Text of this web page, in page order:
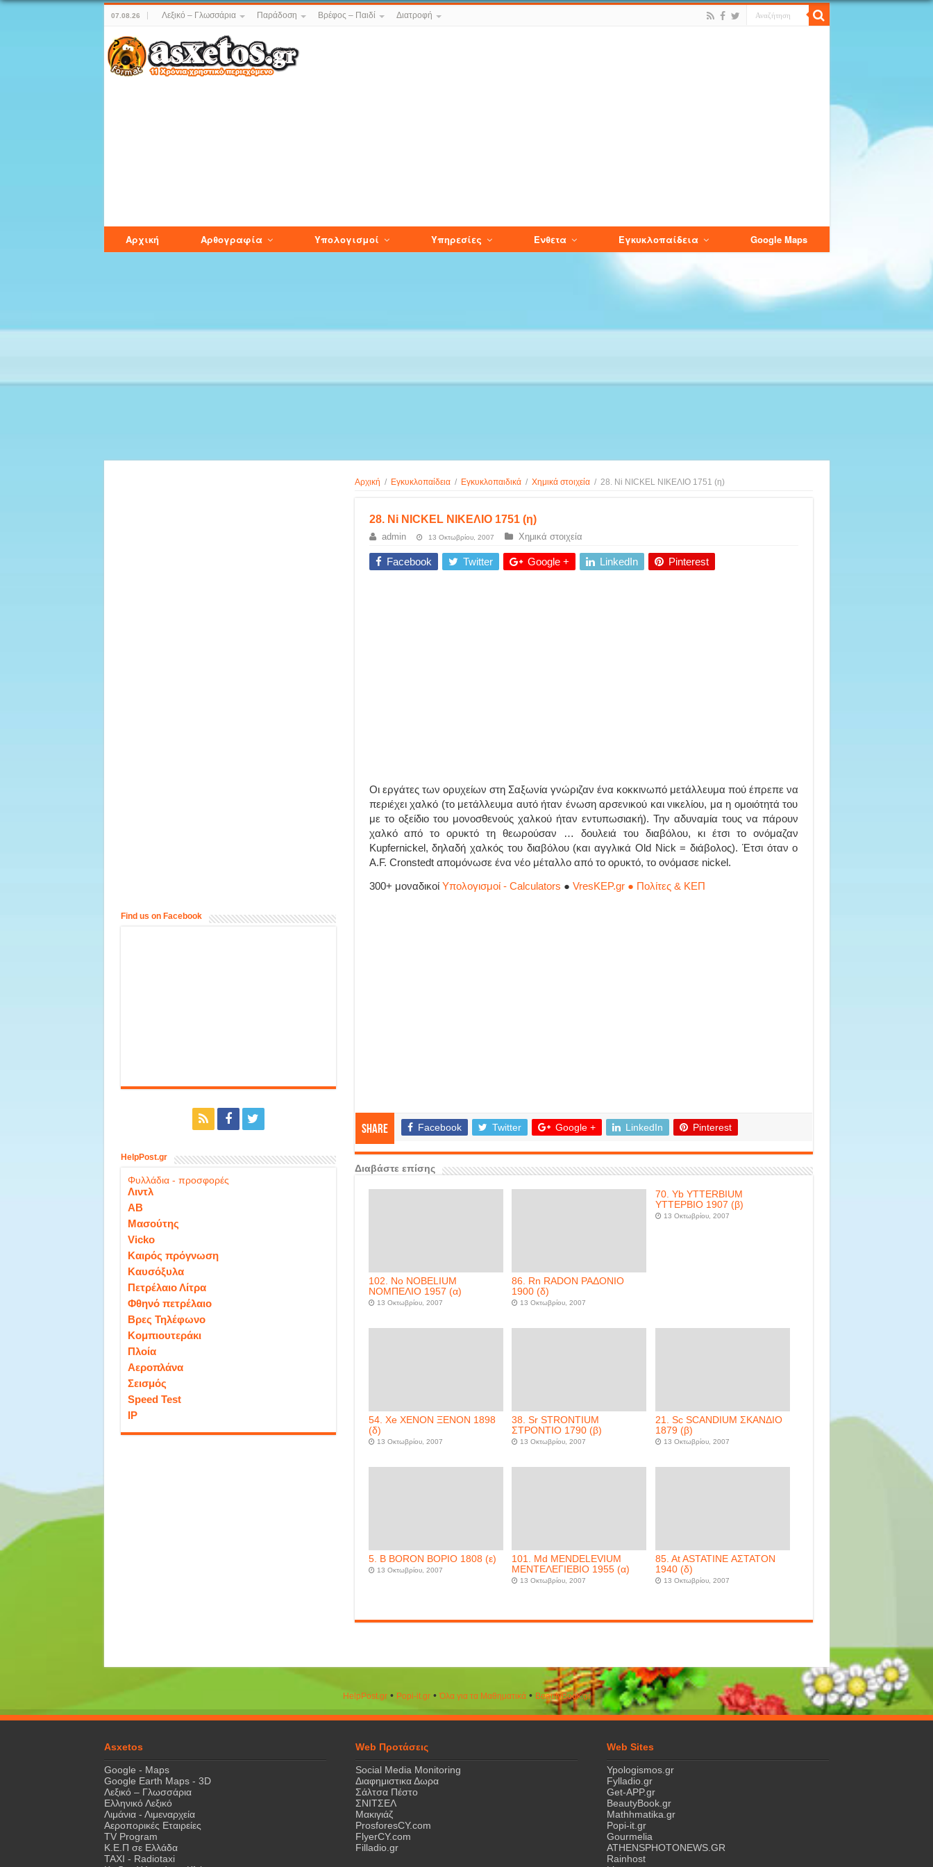
07.08.26 Λεξικό – Γλωσσάρια Παράδοση Βρέφος – Παιδί Διατροφή
Αρχική Αρθογραφία Υπολογισμοί Υπηρεσίες Ενθετα Εγκυκλοπαίδεια Google Maps
Αρχική / Εγκυκλοπαίδεια / Εγκυκλοπαιδικά / Χημικά στοιχεία / 28. Ni NICKEL ΝΙΚΕΛΙΟ 1751 (η)
28. Ni NICKEL ΝΙΚΕΛΙΟ 1751 (η)
admin 13 Οκτωβρίου, 2007 Χημικά στοιχεία
Facebook Twitter Google + LinkedIn Pinterest
Οι εργάτες των ορυχείων στη Σαξωνία γνώριζαν ένα κοκκινωπό μετάλλευμα πού έπρεπε να
περιέχει χαλκό (το μετάλλευμα αυτό ήταν ένωση αρσενικού και νικελίου, μα η ομοιότητά του
με το οξείδιο του μονοσθενούς χαλκού ήταν εντυπωσιακή). Την αδυναμία τους να πάρουν
χαλκό από το ορυκτό τη θεωρούσαν … δουλειά του διαβόλου, κι έτσι το ονόμαζαν
Kupfernickel, δηλαδή χαλκός του διαβόλου (και αγγλικά Old Nick = διάβολος). Έτσι όταν ο
A.F. Cronstedt απομόνωσε ένα νέο μέταλλο από το ορυκτό, το ονόμασε nickel.
300+ μοναδικοί Υπολογισμοί - Calculators ● VresKEP.gr ● Πολίτες & ΚΕΠ
Share Facebook Twitter Google + LinkedIn Pinterest
Διαβάστε επίσης
102. No NOBELIUM
ΝΟΜΠΕΛΙΟ 1957 (α)
13 Οκτωβρίου, 2007
86. Rn RADON ΡΑΔΟΝΙΟ
1900 (δ)
13 Οκτωβρίου, 2007
70. Yb YTTERBIUM
ΥΤΤΕΡΒΙΟ 1907 (β)
13 Οκτωβρίου, 2007
54. Xe XENON ΞΕΝΟΝ 1898
(δ)
13 Οκτωβρίου, 2007
38. Sr STRONTIUM
ΣΤΡΟΝΤΙΟ 1790 (β)
13 Οκτωβρίου, 2007
21. Sc SCANDIUM ΣΚΑΝΔΙΟ
1879 (β)
13 Οκτωβρίου, 2007
5. B BORON ΒΟΡΙΟ 1808 (ε)
13 Οκτωβρίου, 2007
101. Md MENDELEVIUM
ΜΕΝΤΕΛΕΓΙΕΒΙΟ 1955 (α)
13 Οκτωβρίου, 2007
85. At ASTATINE ΑΣΤΑΤΟΝ
1940 (δ)
13 Οκτωβρίου, 2007
Find us on Facebook
HelpPost.gr
Φυλλάδια - προσφορές
Λιντλ
ΑΒ
Μασούτης
Vicko
Καιρός πρόγνωση
Καυσόξυλα
Πετρέλαιο Λίτρα
Φθηνό πετρέλαιο
Βρες Τηλέφωνο
Κομπιουτεράκι
Πλοία
Αεροπλάνα
Σεισμός
Speed Test
IP
HelpPost.gr• Popi-it.gr•Όλα για τα Μαθηματικά• ΒeautyΒook.gr
Asxetos
Google - Maps
Google Earth Maps - 3D
Λεξικό – Γλωσσάρια
Ελληνικό Λεξικό
Λιμάνια - Λιμεναρχεία
Αεροπορικές Εταιρείες
TV Program
Κ.Ε.Π σε Ελλάδα
ΤΑΧΙ - Radiotaxi
Web Προτάσεις
Social Media Monitoring
Διαφημιστικα Δωρα
Σάλτσα Πέστο
ΣΝΙΤΣΕΛ
Μακιγιάζ
ProsforesCY.com
FlyerCY.com
Filladio.gr
Web Sites
Ypologismos.gr
Fylladio.gr
Get-APP.gr
BeautyBook.gr
Mathhmatika.gr
Popi-it.gr
Gourmelia
ATHENSPHOTONEWS.GR
Rainhost